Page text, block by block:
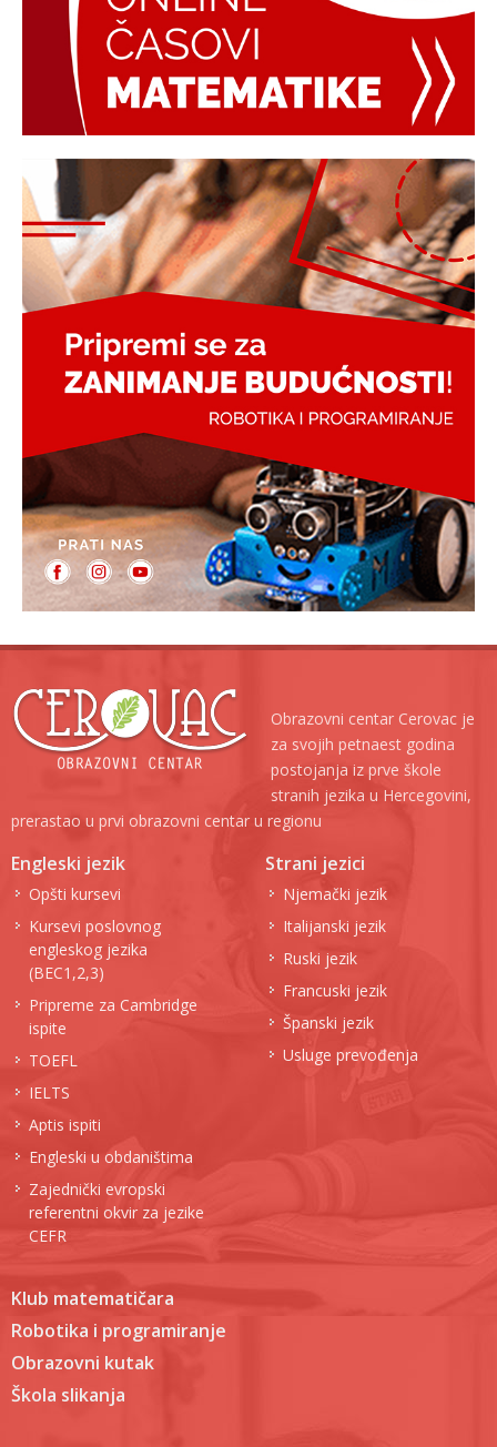
Obrazovni centar Cerovac je
za svojih petnaest godina
postojanja iz prve škole
stranih jezika u Hercegovini,
prerastao u prvi obrazovni centar u regionu
Engleski jezik
Opšti kursevi
Kursevi poslovnog
engleskog jezika
(BEC1,2,3)
Pripreme za Cambridge
ispite
TOEFL
IELTS
Aptis ispiti
Engleski u obdaništima
Zajednički evropski
referentni okvir za jezike
CEFR
Strani jezici
Njemački jezik
Italijanski jezik
Ruski jezik
Francuski jezik
Španski jezik
Usluge prevođenja
Klub matematičara
Robotika i programiranje
Obrazovni kutak
Škola slikanja